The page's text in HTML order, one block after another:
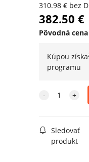
310.98 € bez
382.50 €
Pôvodná cena
Kúpou
programu
Sledovať
produkt